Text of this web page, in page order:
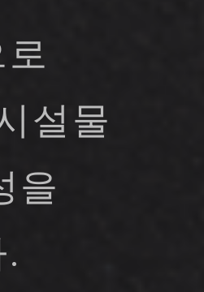
설물
을